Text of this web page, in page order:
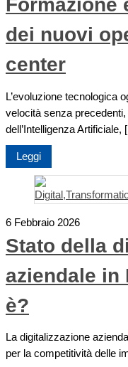
Formazione
dei nuovi
center
L’evoluzione tecnologica
velocità senza
dell’Intelligenza Artificiale,
Leggi
6 Febbraio 2026
Stato della
aziendale in
è?
La digitalizzazione
per la competitività delle